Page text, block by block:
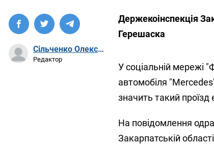
Сільченко Олександр Артурович
Редактор
Держекоінспекція
Герешаска
У соціальній мережі
автомобіля
значить такий
На повідомлення
Закарпатській